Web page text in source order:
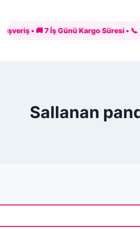
• 🚚 7 İş Günü Kargo Süresi • 📞 +90
Sallanan